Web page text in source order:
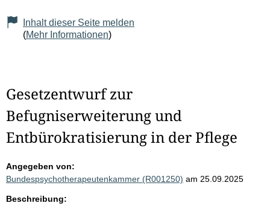
Inhalt dieser Seite melden
(Mehr Informationen)
Gesetzentwurf zur
Befugniserweiterung und
Entbürokratisierung in der Pflege
Angegeben von:
Bundespsychotherapeutenkammer (R001250) am 25.09.2025
Beschreibung: